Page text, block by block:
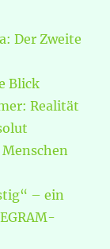
Der Zweite
Blick
Realität
Menschen
– ein